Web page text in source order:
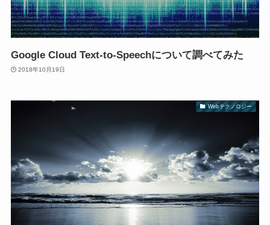
Google Cloud Text-to-Speechについて調べてみた
2018年10月19日
Webテクノロジー